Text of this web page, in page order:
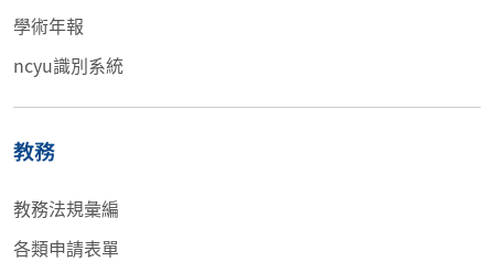
學術年報
ncyu識別系統
教務
教務法規彙編
各類申請表單